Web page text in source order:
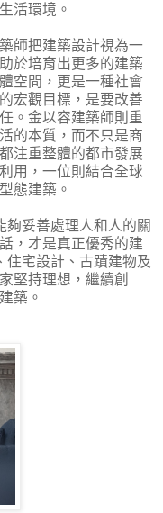
活環境。
師把建築設計視為一
於培育出更多的建築
空間，更是一種社會
宏觀目標，是要改善
。金以容建築師則重
的本質，而不只是商
注重整體的都市發展
用，一位則結合全球
態建築。
夠妥善處理人和人的關
，才是真正優秀的建
住宅設計、古蹟建物及
堅持理想，繼續創
築。